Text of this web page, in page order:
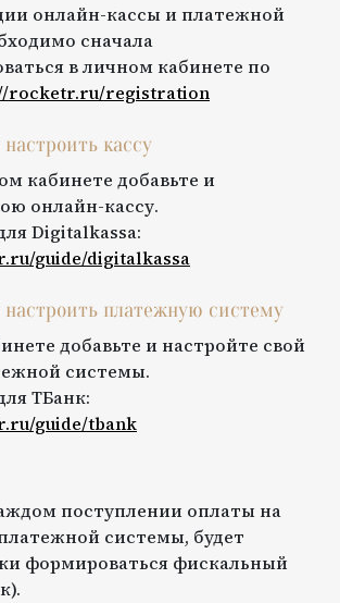
онлайн-кассы и платежной
сначала
в личном кабинете по
rocketr.ru/registration
кассу
кабинете добавьте и
онлайн-кассу.
Digitalkassa:
guide/digitalkassa
платежную систему
добавьте и настройте свой
системы.
ТБанк:
guide/tbank
поступлении оплаты на
системы, будет
формироваться фискальный